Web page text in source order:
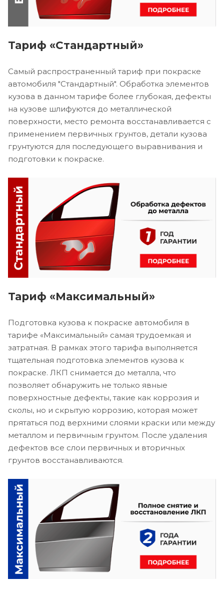
Тариф «Стандартный»
Самый распространенный тариф при покраске
автомобиля "Стандартный". Обработка элементов
кузова в данном тарифе более глубокая, дефекты
на кузове шлифуются до металлической
поверхности, место ремонта восстанавливается с
применением первичных грунтов, детали кузова
грунтуются для последующего выравнивания и
подготовки к покраске.
Тариф «Максимальный»
Подготовка кузова к покраске автомобиля в
тарифе «Максимальный» самая трудоемкая и
затратная. В рамках этого тарифа выполняется
тщательная подготовка элементов кузова к
покраске. ЛКП снимается до металла, что
позволяет обнаружить не только явные
поверхностные дефекты, такие как коррозия и
сколы, но и скрытую коррозию, которая может
прятаться под верхними слоями краски или между
металлом и первичным грунтом. После удаления
дефектов все слои первичных и вторичных
грунтов восстанавливаются.